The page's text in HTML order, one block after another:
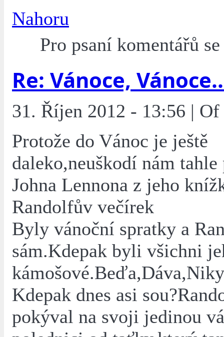
Nahoru
Pro psaní komentářů
Re: Vánoce,
31. Říjen 2012 - 13:56 |
Protože do Vánoc je ještě
daleko,neuškodí nám
Johna Lennona z jeho
Randolfův večírek
Byly vánoční spratky a
sám.Kdepak byli všichni
Kdepak dnes asi
pokýval na svoji jedinou